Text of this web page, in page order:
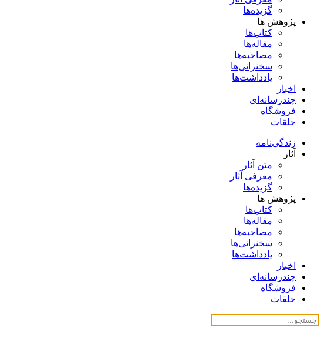
گزیده‌ها
پژوهش ها
کتاب‌ها
مقاله‌ها
مصاحبه‌ها
سخنرانی‌ها
یادداشت‌ها
اخبار
چندرسانه‌ای
فروشگاه
حلقات
زندگی‌نامه
آثار
متن آثار
معرفی آثار
گزیده‌ها
پژوهش ها
کتاب‌ها
مقاله‌ها
مصاحبه‌ها
سخنرانی‌ها
یادداشت‌ها
اخبار
چندرسانه‌ای
فروشگاه
حلقات